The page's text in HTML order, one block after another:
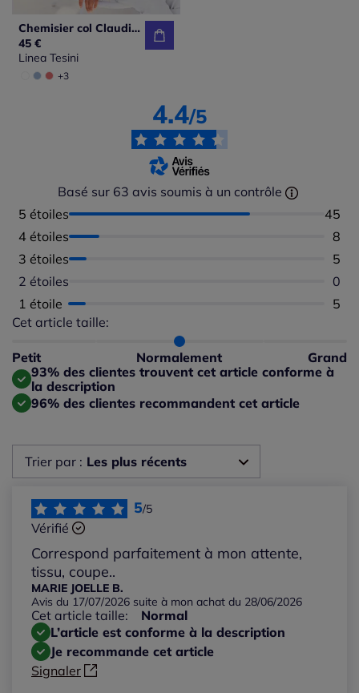
Chemisier col Claudine manches courtes boutonné en coton
45 €
Linea Tesini
+3
4.4/5
Basé sur 63 avis soumis à un contrôle
5 étoiles
45
4 étoiles
8
3 étoiles
5
2 étoiles
0
1 étoile
5
Cet article taille:
Petit Normalement Grand
Répartition du taillant selon les avis clients
Taille normalement : 93%
Taille grand : 3%
93% des clientes trouvent cet article conforme à
la description
96% des clientes recommandent cet article
Trier par : Les plus récents
Les plus récents
Les plus anciens
Notes les plus élevées
Notes les plus basses
5/5
Vérifié
Correspond parfaitement à mon attente,
tissu, coupe..
MARIE JOELLE B.
Avis du 17/07/2026 suite à mon achat du 28/06/2026
Cet article taille:
Normal
L’article est conforme à la description
Je recommande cet article
Signaler